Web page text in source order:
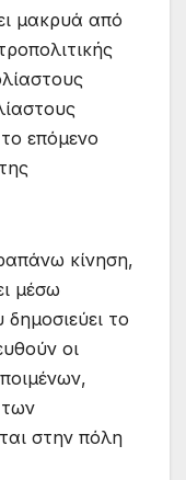
μακρυά από
επόμενο
κίνηση,
μέσω
το
οι
στην πόλη